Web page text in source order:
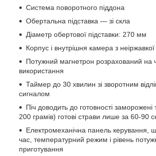
Система поворотного піддона
Обертальна підставка — зі скла
Діаметр обертової підставки: 270 мм
Корпус і внутрішня камера з неіржавкої
Потужний магнетрон розрахований на
використання
Таймер до 30 хвилин зі зворотним
сигналом
Піч доводить до готовності заморожені
200 грамів) готові страви лише за 60-90
Електромеханічна панель керування,
час, температурний режим і рівень
приготування